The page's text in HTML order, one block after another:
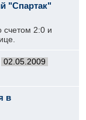
"Спартак"
счетом 2:0 и
02.05.2009
в